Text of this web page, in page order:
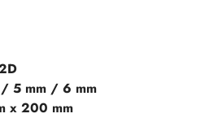
5 mm / 6 mm
x 200 mm